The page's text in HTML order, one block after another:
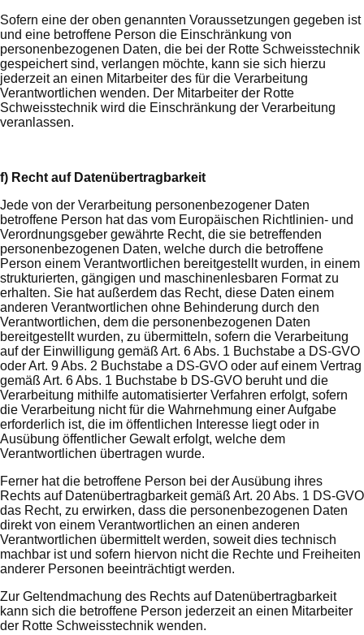
Sofern eine der oben genannten Voraussetzungen gegeben ist
und eine betroffene Person die Einschränkung von
personenbezogenen Daten, die bei der Rotte Schweisstechnik
gespeichert sind, verlangen möchte, kann sie sich hierzu
jederzeit an einen Mitarbeiter des für die Verarbeitung
Verantwortlichen wenden. Der Mitarbeiter der Rotte
Schweisstechnik wird die Einschränkung der Verarbeitung
veranlassen.
f) Recht auf Datenübertragbarkeit
Jede von der Verarbeitung personenbezogener Daten
betroffene Person hat das vom Europäischen Richtlinien- und
Verordnungsgeber gewährte Recht, die sie betreffenden
personenbezogenen Daten, welche durch die betroffene
Person einem Verantwortlichen bereitgestellt wurden, in einem
strukturierten, gängigen und maschinenlesbaren Format zu
erhalten. Sie hat außerdem das Recht, diese Daten einem
anderen Verantwortlichen ohne Behinderung durch den
Verantwortlichen, dem die personenbezogenen Daten
bereitgestellt wurden, zu übermitteln, sofern die Verarbeitung
auf der Einwilligung gemäß Art. 6 Abs. 1 Buchstabe a DS-GVO
oder Art. 9 Abs. 2 Buchstabe a DS-GVO oder auf einem Vertrag
gemäß Art. 6 Abs. 1 Buchstabe b DS-GVO beruht und die
Verarbeitung mithilfe automatisierter Verfahren erfolgt, sofern
die Verarbeitung nicht für die Wahrnehmung einer Aufgabe
erforderlich ist, die im öffentlichen Interesse liegt oder in
Ausübung öffentlicher Gewalt erfolgt, welche dem
Verantwortlichen übertragen wurde.
Ferner hat die betroffene Person bei der Ausübung ihres
Rechts auf Datenübertragbarkeit gemäß Art. 20 Abs. 1 DS-GVO
das Recht, zu erwirken, dass die personenbezogenen Daten
direkt von einem Verantwortlichen an einen anderen
Verantwortlichen übermittelt werden, soweit dies technisch
machbar ist und sofern hiervon nicht die Rechte und Freiheiten
anderer Personen beeinträchtigt werden.
Zur Geltendmachung des Rechts auf Datenübertragbarkeit
kann sich die betroffene Person jederzeit an einen Mitarbeiter
der Rotte Schweisstechnik wenden.